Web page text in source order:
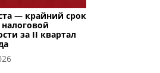
— крайний срок
за II квартал